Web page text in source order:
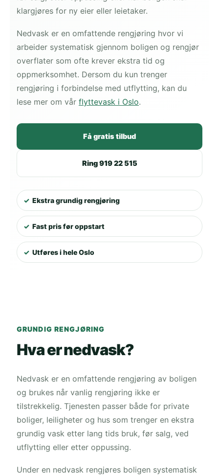
klargjøres for ny eier eller leietaker.
Nedvask er en omfattende rengjøring hvor vi
arbeider systematisk gjennom boligen og rengjør
overflater som ofte krever ekstra tid og
oppmerksomhet. Dersom du kun trenger
rengjøring i forbindelse med utflytting, kan du
lese mer om vår flyttevask i Oslo.
Få gratis tilbud
Ring 919 22 515
Ekstra grundig rengjøring
Fast pris før oppstart
Utføres i hele Oslo
GRUNDIG RENGJØRING
Hva er nedvask?
Nedvask er en omfattende rengjøring av boligen
og brukes når vanlig rengjøring ikke er
tilstrekkelig. Tjenesten passer både for private
boliger, leiligheter og hus som trenger en ekstra
grundig vask etter lang tids bruk, før salg, ved
utflytting eller etter oppussing.
Under en nedvask rengjøres boligen systematisk